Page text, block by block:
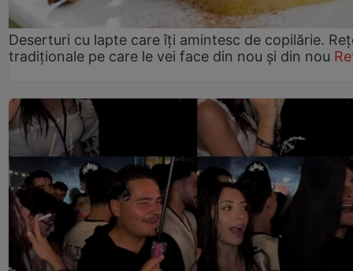
Deserturi cu lapte care îți amintesc de copilărie.
tradiționale pe care le vei face din nou și din nou